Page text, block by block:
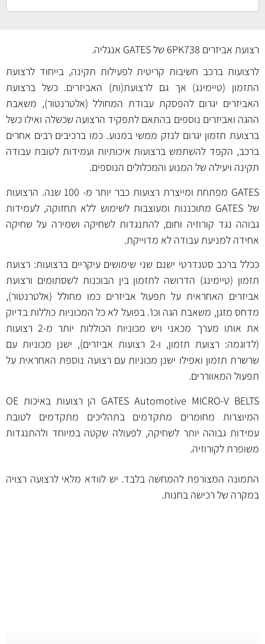
רצועת אביזרים 6PK738 של GATES אנגליה.
לרצועות ברכב חשיבות קריטית לפעילות תקינה, בייחוד לרצועת
התזמון (טיימינג) אך גם לרצועת(ות) האביזרים. כשל ברצועת
האביזרים יגרום להפסקת עבודת המחולל (אלטרנטור), משאבת
ההגה ואביזרים נוספים בהתאם לתפקיד הרצועה שכשלה ואילו כשל
ברצועת תזמון יגרום לנזק ממשי במנוע. כמו ברכיבים רבים אחרים
ברכב, הקפד להשתמש ברצועות איכותיות ועמידות לטובת עבודה
תקינה ויעילה של המנוע והמכלולים הנוספים.
GATES מפתחת ומייצרת רצועות כבר יותר מ- 100 שנה. הרצועות
של GATES מתוכננות ומעוצבות לשימוש ללא תחזוקה, לעמידות
גבוהה נגד קורוזיה וחום, להתנגדות לשחיקה ושמירה על שחיקה
אחידה למניעת עבודה לא מדוייקת.
ככלל ברכב סטנדרטי ישנם שני שימושים עיקריים ברצועות: רצועת
תזמון (טיימינג) הדרושה לתזמון בין הבוכנות לשסתומים ורצועת
אביזרים האחראית על תפעול אביזרים כמו מחולל (אלטרנטור),
מדחס מזגן, משאבת הגה וכו'. בפועל לא כל המכוניות כוללות בדיוק
את אותו מערך מכאני ויש מכוניות הכוללות יותר מ-2 רצועות
(לדוגמה: רצועת תזמון, ו-2 רצועות אביזרים), ישנן מכוניות עם
שרשרת תזמון ואפילו ישנן מכוניות עם רצועה נוספת האחראית על
תפעול המאווררים.
GATES Automotive MICRO-V BELTS הן רצועות באיכות OE
המיוצרות מחומרים מתקדמים בתהליכים מתקדמים לטובת
עמידות גבוהה יותר לשחיקה, לפעולה שקטה במיוחד ולהתנגדות
משופרת לקורוזיה.
התמונה המצורפת להמחשה בלבד. יש לוודא מלאי לרצועה רצויה
במקרה של רכישה בחנות.